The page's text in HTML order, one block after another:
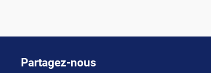
Partagez-nous